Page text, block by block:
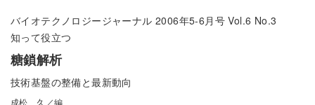
バイオテクノロジージャーナル 2006年5-6月号 Vol.6 No.3
知って役立つ
糖鎖解析
技術基盤の整備と最新動向
成松 久／編